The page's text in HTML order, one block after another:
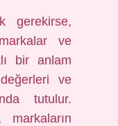
gerekirse,
ve
bir anlam
ve
tutulur.